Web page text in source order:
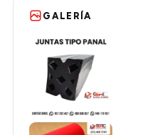
GALERÍA